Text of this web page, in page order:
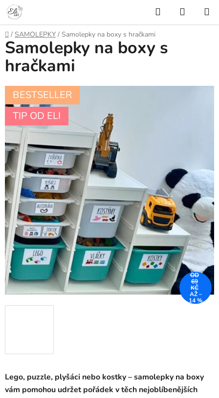
Přejít
na
obsah
Hledat
KOŠÍK
Domů
/ SAMOLEPKY / Samolepky na boxy s hračkami
Lego, puzzle, plyšáci nebo kostky – samolepky na boxy
vám pomohou udržet pořádek v těch nejoblíbenějších
Samolepky na boxy s
hračkami
BESTSELLER
TIP OD ELI
OD
69
KČ
AŽ –
14 %